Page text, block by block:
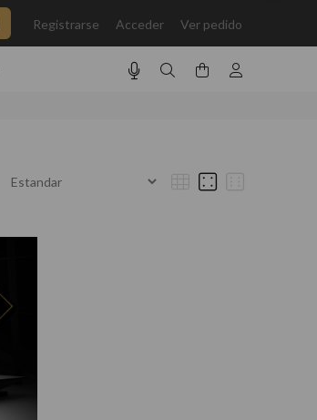
Registrarse Acceder Ver pedido